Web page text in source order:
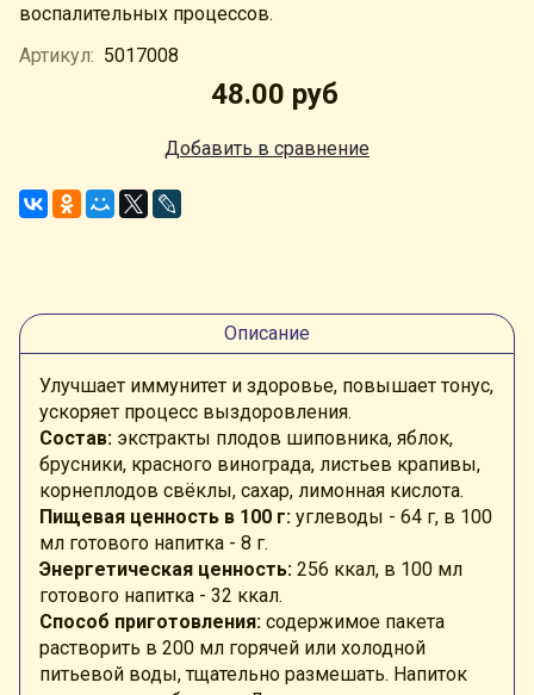
воспалительных процессов.
Артикул: 5017008
48.00 руб
Добавить в сравнение
Описание
Улучшает иммунитет и здоровье, повышает тонус,
ускоряет процесс выздоровления.
Состав: экстракты плодов шиповника, яблок,
брусники, красного винограда, листьев крапивы,
корнеплодов свёклы, сахар, лимонная кислота.
Пищевая ценность в 100 г: углеводы - 64 г, в 100
мл готового напитка - 8 г.
Энергетическая ценность: 256 ккал, в 100 мл
готового напитка - 32 ккал.
Способ приготовления: содержимое пакета
растворить в 200 мл горячей или холодной
питьевой воды, тщательно размешать. Напиток